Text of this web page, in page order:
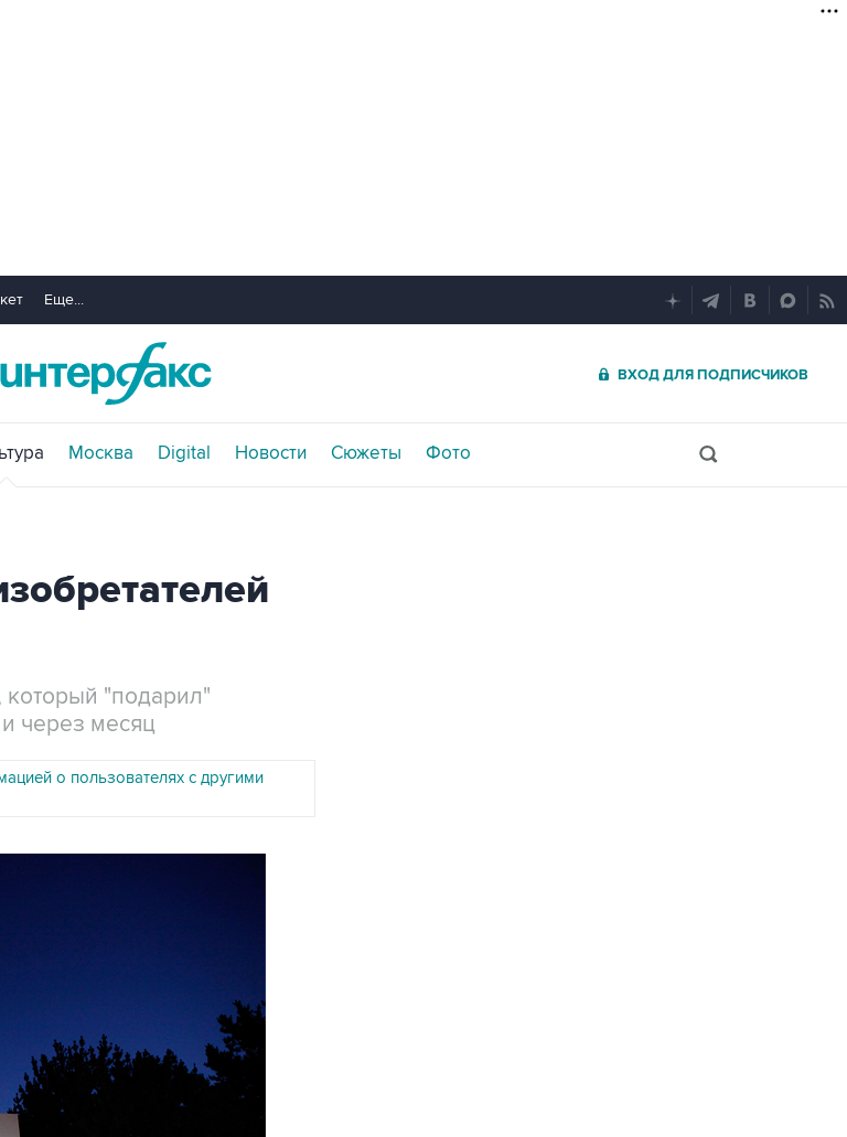
Еще...
ВХОД ДЛЯ ПОДПИСЧИКОВ
Москва Digital Новости Сюжеты Фото
который "подарил"
через месяц
о пользователях с другими